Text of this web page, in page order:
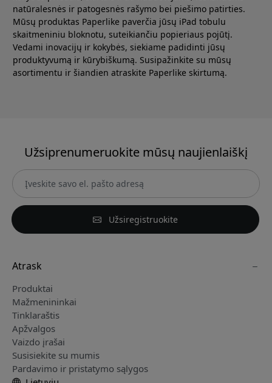
natūralesnės ir patogesnės rašymo bei piešimo patirties.
Mūsų produktas Paperlike paverčia jūsų iPad tobulu
skaitmeniniu bloknotu, suteikiančiu popieriaus pojūtį.
Vedami inovacijų ir kokybės, siekiame padidinti jūsų
produktyvumą ir kūrybiškumą. Susipažinkite su mūsų
asortimentu ir šiandien atraskite Paperlike skirtumą.
Užsiprenumeruokite mūsų naujienlaiškį
Užsiregistruokite
Atrask
Produktai
Mažmenininkai
Tinklaraštis
Apžvalgos
Vaizdo įrašai
Susisiekite su mumis
Pardavimo ir pristatymo sąlygos